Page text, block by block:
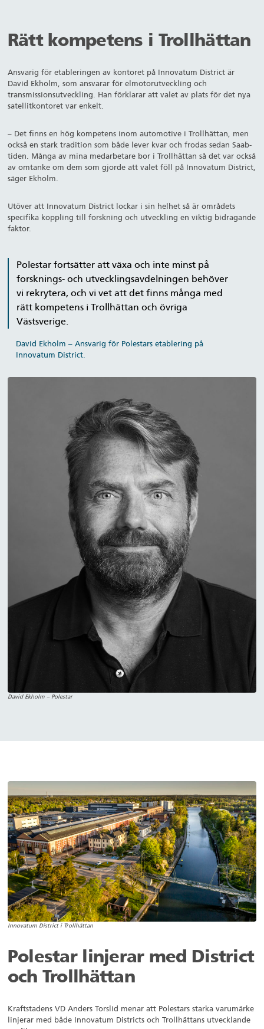
Rätt kompetens i Trollhättan
Ansvarig för etableringen av kontoret på Innovatum District är
David Ekholm, som ansvarar för elmotorutveckling och
transmissionsutveckling. Han förklarar att valet av plats för det nya
satellitkontoret var enkelt.
– Det finns en hög kompetens inom automotive i Trollhättan, men
också en stark tradition som både lever kvar och frodas sedan Saab-
tiden. Många av mina medarbetare bor i Trollhättan så det var också
av omtanke om dem som gjorde att valet föll på Innovatum District,
säger Ekholm.
Utöver att Innovatum District lockar i sin helhet så är områdets
specifika koppling till forskning och utveckling en viktig bidragande
faktor.
Polestar fortsätter att växa och inte minst på
forsknings- och utvecklingsavdelningen behöver
vi rekrytera, och vi vet att det finns många med
rätt kompetens i Trollhättan och övriga
Västsverige.
David Ekholm – Ansvarig för Polestars etablering på
Innovatum District.
David Ekholm – Polestar
Innovatum District i Trollhättan
Polestar linjerar med District
och Trollhättan
Kraftstadens VD Anders Torslid menar att Polestars starka varumärke
linjerar med både Innovatum Districts och Trollhättans utvecklande